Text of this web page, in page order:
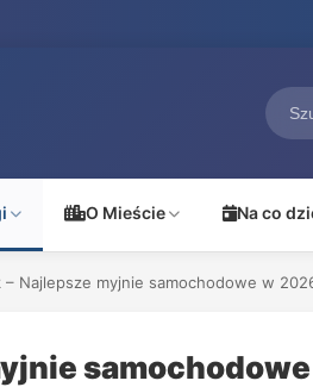
O Mieście Na co
– Najlepsze myjnie samochodowe w